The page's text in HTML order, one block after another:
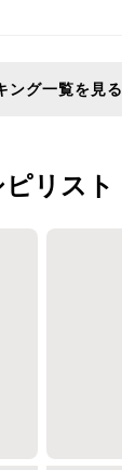
ング一覧を見る
リスト